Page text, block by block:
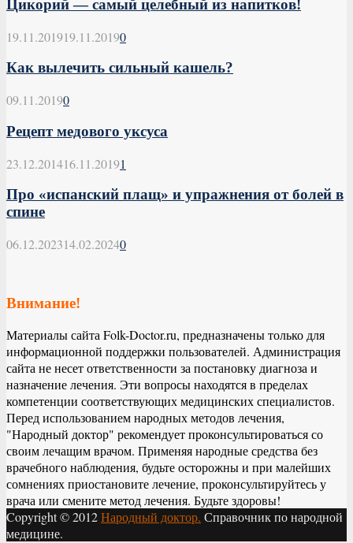
Цикорий — самый целебный из напитков!
19.11.201919.11.20190
Как вылечить сильный кашель?
09.11.20190
Рецепт медового уксуса
23.12.201416.11.20191
Про «испанский плащ» и упражнения от болей в
спине
06.12.202314.02.20240
Внимание!
Материалы сайта Folk-Doctor.ru, предназначены только для
информационной поддержки пользователей. Администрация
сайта не несет ответственности за постановку диагноза и
назначение лечения. Эти вопросы находятся в пределах
компетенции соответствующих медицинских специалистов.
Перед использованием народных методов лечения,
"Народный доктор" рекомендует проконсультироваться со
своим лечащим врачом. Применяя народные средства без
врачебного наблюдения, будьте осторожны и при малейших
сомнениях приостановите лечение, проконсультируйтесь у
врача или смените метод лечения. Будьте здоровы!
Copyright © 2012Народный доктор. Справочник по народной
медицине.